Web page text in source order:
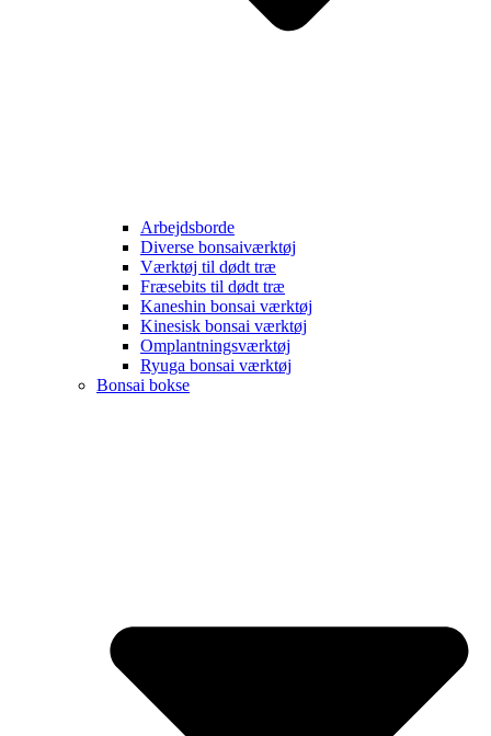
Arbejdsborde
Diverse bonsaiværktøj
Værktøj til dødt træ
Fræsebits til dødt træ
Kaneshin bonsai værktøj
Kinesisk bonsai værktøj
Omplantningsværktøj
Ryuga bonsai værktøj
Bonsai bokse